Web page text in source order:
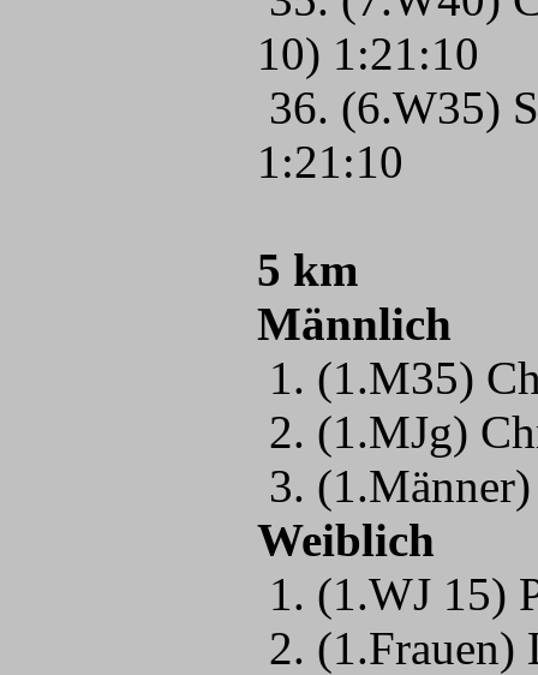
10) 1:21:10
36. (6.W35)
1:21:10
5 km
Männlich
1. (1.M35)
2. (1.MJg)
3.
Weiblich
1. (1.WJ 15)
2. (1.Frauen)